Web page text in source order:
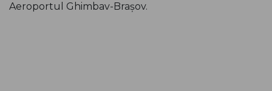
Aeroportul Ghimbav-Brașov.